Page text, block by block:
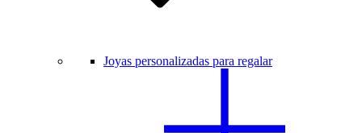
Joyas personalizadas para regalar